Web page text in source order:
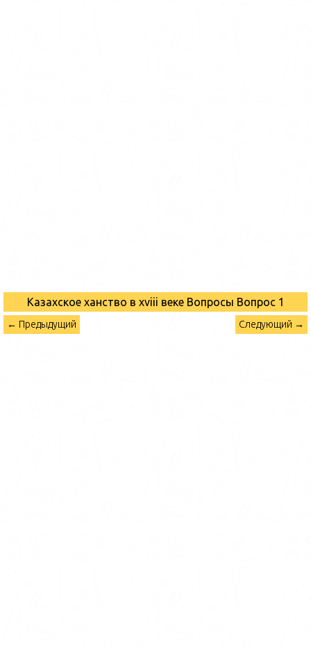
Казахское ханство в хviii веке Вопросы Вопрос 1
← Предыдущий Следующий →